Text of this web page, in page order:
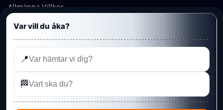
Var vill du åka?
📍
🏁
Allmänna Villkor
Återbetalningspolicy
Partnerkonto
Admin
©Linköping Punkt Taxi AB— Taxi Point. Organisationsnummer: